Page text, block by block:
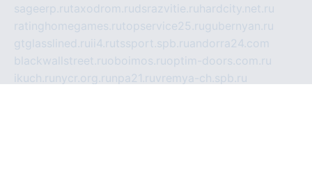
sageerp.rutaxodrom.rudsrazvitie.ru hardcity.net.ru
ratinghomegames.rutopservice25.rugubernyan.ru
gtglasslined.ru ii4.rutssport.spb.ruandorra24.com
blackwallstreet.ruoboimos.ruoptim-doors.com.ru
ikuch.ru nycr.org.ru npa21.ruvremya-ch.spb.ru